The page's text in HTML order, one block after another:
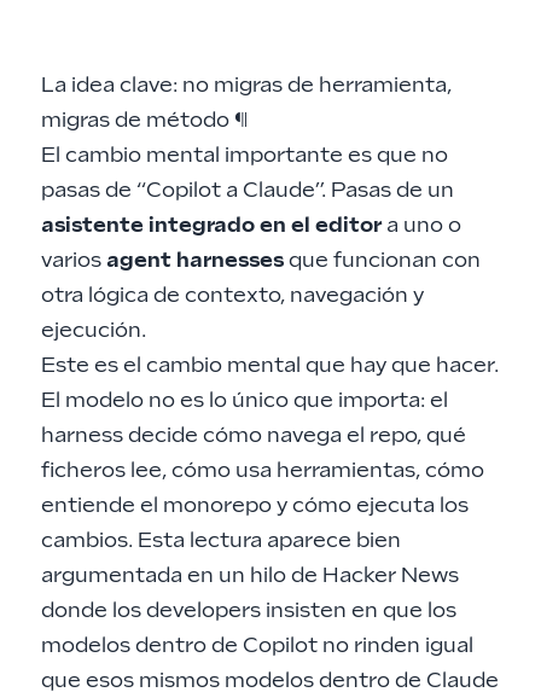
La idea clave: no migras de herramienta,
migras de método ¶
El cambio mental importante es que no
pasas de “Copilot a Claude”. Pasas de un
asistente integrado en el editora uno o
varios agent harnessesque funcionan con
otra lógica de contexto, navegación y
ejecución.
Este es el cambio mental que hay que hacer.
El modelo no es lo único que importa: el
harness decide cómo navega el repo, qué
ficheros lee, cómo usa herramientas, cómo
entiende el monorepo y cómo ejecuta los
cambios. Esta lectura aparece bien
argumentada en un hilo de Hacker News
donde los developers insisten en que los
modelos dentro de Copilot no rinden igual
que esos mismos modelos dentro de Claude